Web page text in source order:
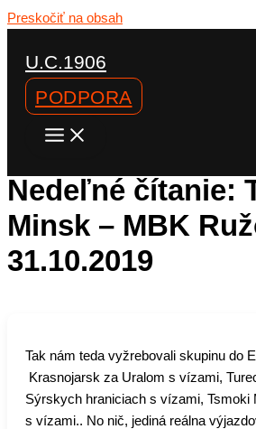
Preskočiť na obsah
U.C.1906
PODPORA
Nedeľné čítanie:
Minsk – MBK
31.10.2019
Tak nám teda vyžrebovali skupinu do
Krasnojarsk za Uralom s vízami,
Sýrskych hraniciach s vízami, Tsmoki
s vízami.. No nič, jediná reálna